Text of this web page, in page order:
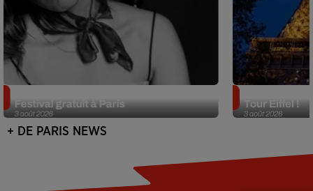
3 août 2026
Festival gratuit à Paris
3 août 2026
Tour Eiffel !
+ DE PARIS NEWS